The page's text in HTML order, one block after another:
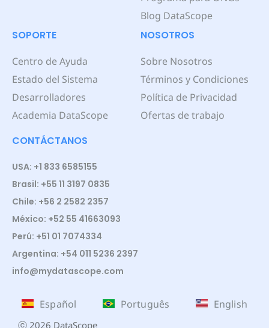
Blog DataScope
SOPORTE
Centro de Ayuda
Estado del Sistema
Desarrolladores
Academia DataScope
NOSOTROS
Sobre Nosotros
Términos y Condiciones
Política de Privacidad
Ofertas de trabajo
CONTÁCTANOS
USA: +1 833 6585155
Brasil: +55 11 3197 0835
Chile: +56 2 2582 2357
México: +52 55 41663093
Perú: +51 01 7074334
Argentina: +54 011 5236 2397
info@mydatascope.com
Español Português English
ⓒ 2026 DataScope